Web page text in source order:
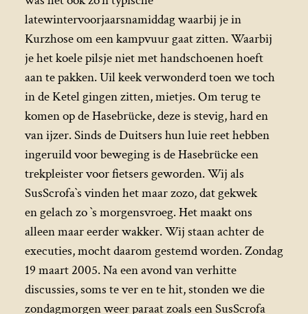
latewintervoorjaarsnamiddag waarbij je in
Kurzhose om een kampvuur gaat zitten. Waarbij
je het koele pilsje niet met handschoenen hoeft
aan te pakken. Uil keek verwonderd toen we toch
in de Ketel gingen zitten, mietjes. Om terug te
komen op de Hasebrücke, deze is stevig, hard en
van ijzer. Sinds de Duitsers hun luie reet hebben
ingeruild voor beweging is de Hasebrücke een
trekpleister voor fietsers geworden. Wij als
SusScrofa`s vinden het maar zozo, dat gekwek
en gelach zo `s morgensvroeg. Het maakt ons
alleen maar eerder wakker. Wij staan achter de
executies, mocht daarom gestemd worden. Zondag
19 maart 2005. Na een avond van verhitte
discussies, soms te ver en te hit, stonden we die
zondagmorgen weer paraat zoals een SusScrofa